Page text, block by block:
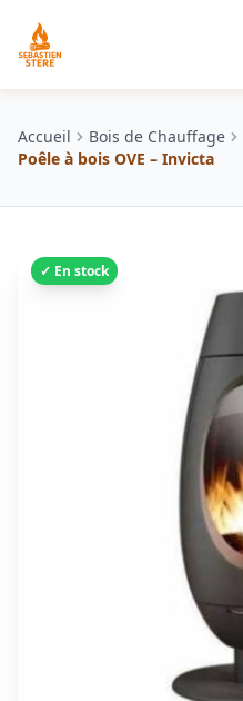
Accueil Bois de Chauffage
Poêle à bois OVE – Invicta
✓ En stock